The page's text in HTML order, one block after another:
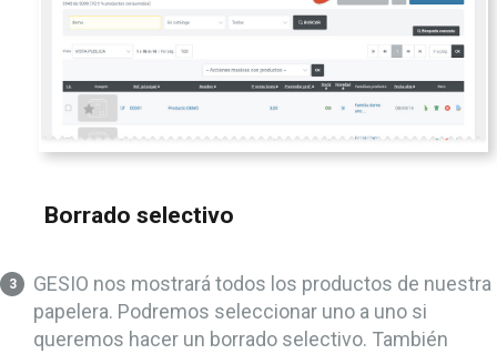
Borrado selectivo
GESIO nos mostrará todos los productos de nuestra
papelera. Podremos seleccionar uno a uno si
queremos hacer un borrado selectivo. También